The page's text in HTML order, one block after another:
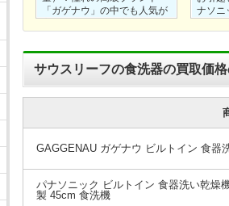
「ガゲナウ」の中でも人気が
動作確認と庫内のコンディシ
ョン：動作不良（エラー表
示・排水トラブル）がなく、
ステンレス庫内やノズルの状
態が良好だった点をプラス評
付属品・説明書の有無：取り
揃っていたことも、高価買取
ナソニ
45cm
お買取
た。
こちら
ありま
ない
人気の
め、
サウスリーフの食洗器の買取価
GAGGENAU ガゲナウ ビルトイン 食器
パナソニック ビルトイン 食器洗い乾燥
製 45cm 食洗機